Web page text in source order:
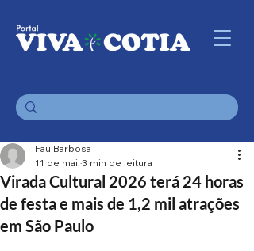
Virada Cultural 2026 terá 24 horas
de festa e mais de 1,2 mil atrações
em São Paulo
Fau Barbosa
11 de mai. 3 min de leitura